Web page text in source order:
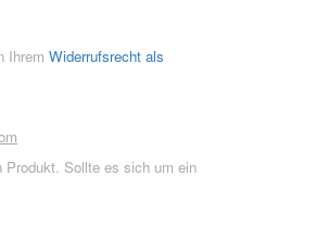
Ihrem Widerrufsrecht als
Produkt. Sollte es sich um ein